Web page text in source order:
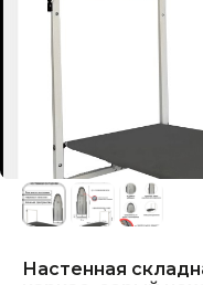
Настенная